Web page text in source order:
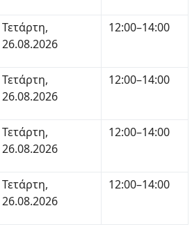
Τετάρτη,
26.08.2026
12:00–14:00
Τετάρτη,
26.08.2026
12:00–14:00
Τετάρτη,
26.08.2026
12:00–14:00
Τετάρτη,
26.08.2026
12:00–14:00